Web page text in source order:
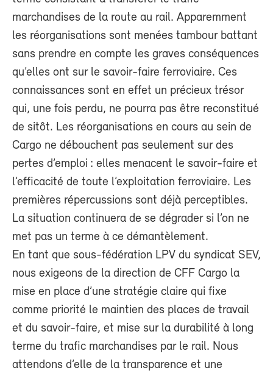
marchandises de la route au rail. Apparemment
les réorganisations sont menées tambour battant
sans prendre en compte les graves conséquences
qu’elles ont sur le savoir-faire ferroviaire. Ces
connaissances sont en effet un précieux trésor
qui, une fois perdu, ne pourra pas être reconstitué
de sitôt. Les réorganisations en cours au sein de
Cargo ne débouchent pas seulement sur des
pertes d’emploi : elles menacent le savoir-faire et
l’efficacité de toute l’exploitation ferroviaire. Les
premières répercussions sont déjà perceptibles.
La situation continuera de se dégrader si l’on ne
met pas un terme à ce démantèlement.
En tant que sous-fédération LPV du syndicat SEV,
nous exigeons de la direction de CFF Cargo la
mise en place d’une stratégie claire qui fixe
comme priorité le maintien des places de travail
et du savoir-faire, et mise sur la durabilité à long
terme du trafic marchandises par le rail. Nous
attendons d’elle de la transparence et une